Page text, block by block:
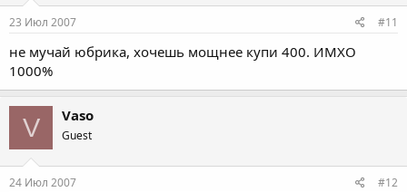
23 Июл 2007 #11
не мучай юбрика, хочешь мощнее купи 400. ИМХО
1000%
V Vaso
Guest
24 Июл 2007 #12